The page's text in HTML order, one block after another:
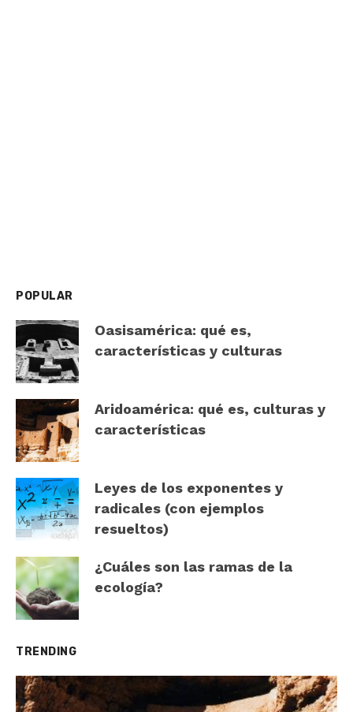
POPULAR
Oasisamérica: qué es,
características y culturas
Aridoamérica: qué es, culturas y
características
Leyes de los exponentes y
radicales (con ejemplos
resueltos)
¿Cuáles son las ramas de la
ecología?
TRENDING